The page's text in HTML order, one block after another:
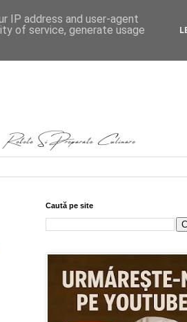
Caută pe site
IP address and user-agent
of service, generate usage